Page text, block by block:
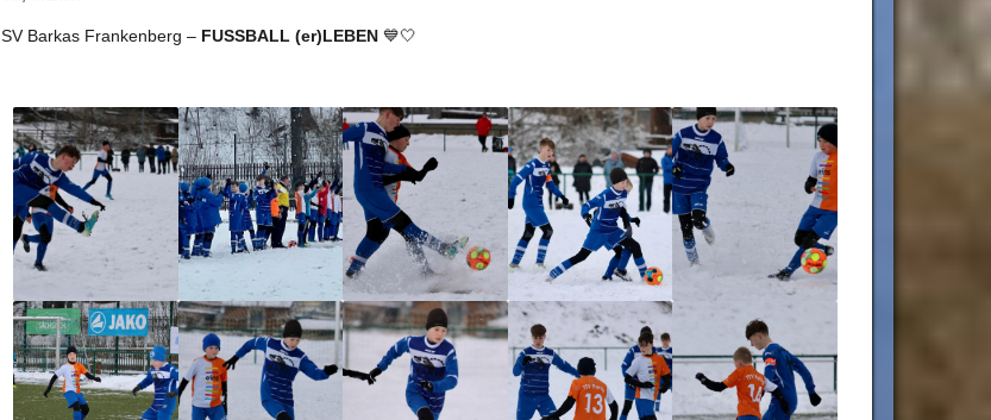
SV Barkas Frankenberg – FUSSBALL (er)LEBEN💙🤍